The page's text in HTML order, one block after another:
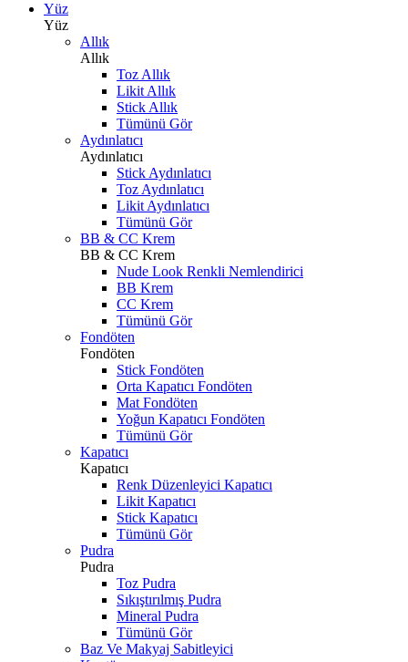
Yüz
Yüz
Allık
Allık
Toz Allık
Likit Allık
Stick Allık
Tümünü Gör
Aydınlatıcı
Aydınlatıcı
Stick Aydınlatıcı
Toz Aydınlatıcı
Likit Aydınlatıcı
Tümünü Gör
BB & CC Krem
BB & CC Krem
Nude Look Renkli Nemlendirici
BB Krem
CC Krem
Tümünü Gör
Fondöten
Fondöten
Stick Fondöten
Orta Kapatıcı Fondöten
Mat Fondöten
Yoğun Kapatıcı Fondöten
Tümünü Gör
Kapatıcı
Kapatıcı
Renk Düzenleyici Kapatıcı
Likit Kapatıcı
Stick Kapatıcı
Tümünü Gör
Pudra
Pudra
Toz Pudra
Sıkıştırılmış Pudra
Mineral Pudra
Tümünü Gör
Baz Ve Makyaj Sabitleyici